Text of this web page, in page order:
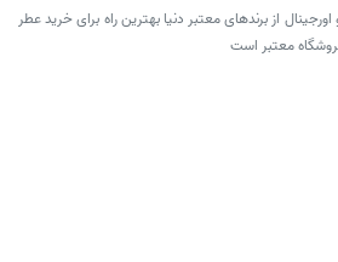
از برندهای معتبر دنیا بهترین راه برای خرید عطر
معتبر است